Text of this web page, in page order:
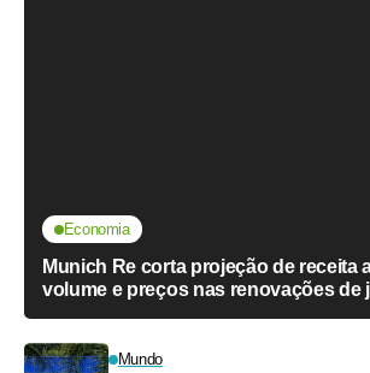
Economia
Munich Re corta projeção de receita
volume e preços nas renovações de
Mundo